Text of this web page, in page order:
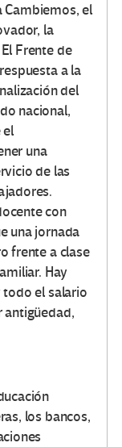
Cambiemos, el
la
Frente de
a la
del
nacional,
el
una
de las
con
una jornada
frente a clase
Hay
el salario
antigüedad,
los bancos,